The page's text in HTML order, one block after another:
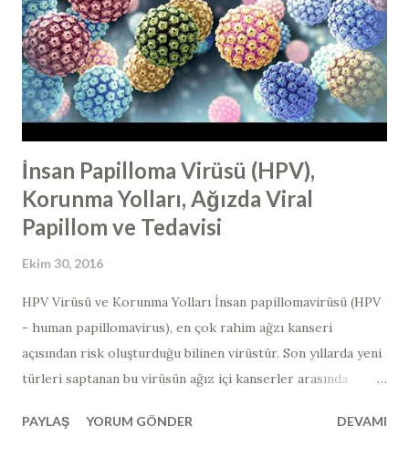
İnsan Papilloma Virüsü (HPV),
Korunma Yolları, Ağızda Viral
Papillom ve Tedavisi
Ekim 30, 2016
HPV Virüsü ve Korunma Yolları İnsan papillomavirüsü (HPV
- human papillomavirus​), en çok rahim ağzı kanseri
açısından risk oluşturduğu bilinen virüstür. Son yıllarda yeni
türleri saptanan bu virüsün ağız içi kanserler arasında
ilişkili lezyonların çoğu iyi huyludur ve zaman zaman
PAYLAŞ YORUM GÖNDER DEVAMI